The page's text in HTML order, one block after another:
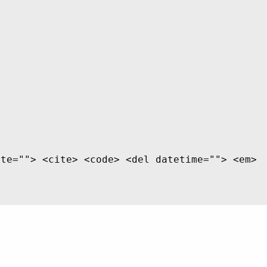
<cite> <code> <del datetime=""> <em>